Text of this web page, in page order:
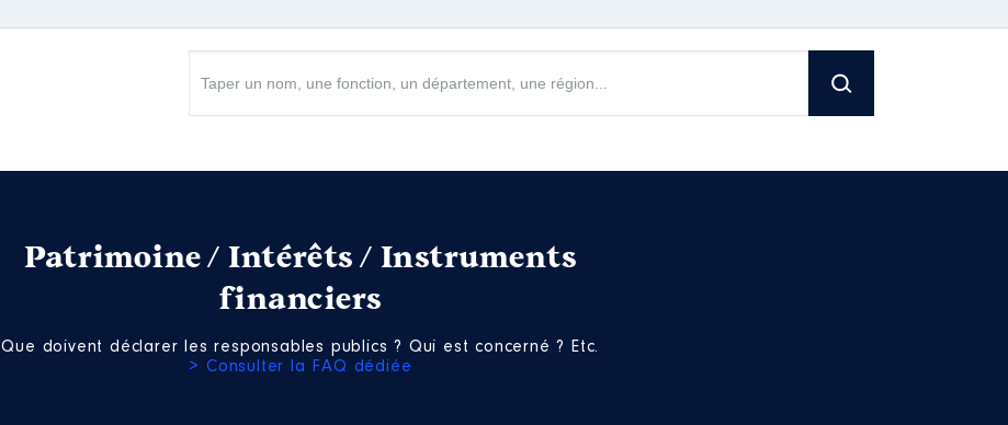
Patrimoine / Intérêts / Instruments
financiers
Que doivent déclarer les responsables publics ? Qui est concerné ? Etc.
> Consulter la FAQ dédiée